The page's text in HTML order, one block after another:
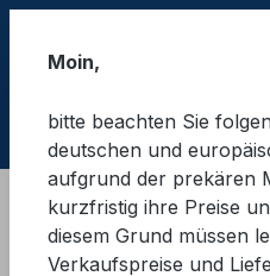
Ladungssicherung Straße
Sicherung für
Moin,
bitte beachten Sie
deutschen und
aufgrund der prekären
kurzfristig ihre Preise
diesem Grund müssen
Verkaufspreise und